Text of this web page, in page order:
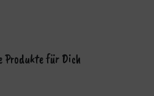
für Dich